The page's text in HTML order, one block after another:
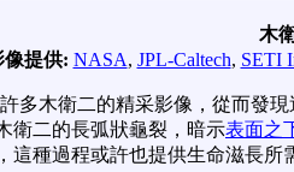
木
像提供: NASA, JPL-Caltech, SETI
許多木衛二的精采影像，從而發
衛二的長弧狀龜裂，暗示表面之
這種過程或許也提供生命滋長所